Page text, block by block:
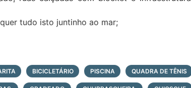
tudo isto juntinho ao mar;
BICICLETÁRIO PISCINA QUADRA DE TÊNIS